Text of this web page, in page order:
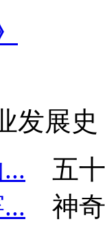
发展史
五
神